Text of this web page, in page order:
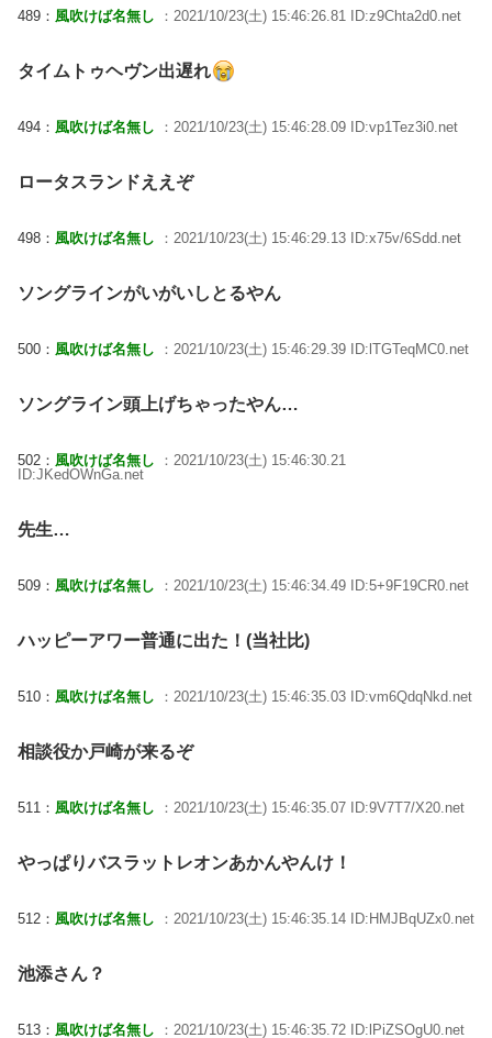
489： 風吹けば名無し ：2021/10/23(土) 15:46:26.81 ID:z9Chta2d0.net
タイムトゥヘヴン出遅れ
494： 風吹けば名無し ：2021/10/23(土) 15:46:28.09 ID:vp1Tez3i0.net
ロータスランドええぞ
498： 風吹けば名無し ：2021/10/23(土) 15:46:29.13 ID:x75v/6Sdd.net
ソングラインがいがいしとるやん
500： 風吹けば名無し ：2021/10/23(土) 15:46:29.39 ID:lTGTeqMC0.net
ソングライン頭上げちゃったやん…
502： 風吹けば名無し
：2021/10/23(土) 15:46:30.21
ID:JKedOWnGa.net
先生…
509： 風吹けば名無し ：2021/10/23(土) 15:46:34.49 ID:5+9F19CR0.net
ハッピーアワー普通に出た！(当社比)
510： 風吹けば名無し ：2021/10/23(土) 15:46:35.03 ID:vm6QdqNkd.net
相談役か戸崎が来るぞ
511： 風吹けば名無し ：2021/10/23(土) 15:46:35.07 ID:9V7T7/X20.net
やっぱりバスラットレオンあかんやんけ！
512： 風吹けば名無し ：2021/10/23(土) 15:46:35.14 ID:HMJBqUZx0.net
池添さん？
513： 風吹けば名無し ：2021/10/23(土) 15:46:35.72 ID:lPiZSOgU0.net